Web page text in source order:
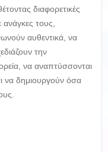
διαφορετικές
τους,
αυθεντικά, να
την
να αναπτύσσονται
να δημιουργούν όσα